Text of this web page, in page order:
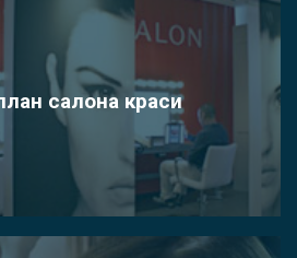
салона краси